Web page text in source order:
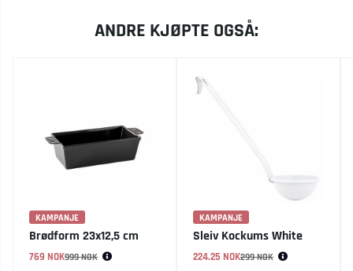
ANDRE KJØPTE OGSÅ:
KAMPANJE
Brødform 23x12,5 cm
769 NOK
Vanlig pris:999 NOK
KAMPANJE
Sleiv Kockums White
224.25 NOK
Vanlig pris:299 NOK